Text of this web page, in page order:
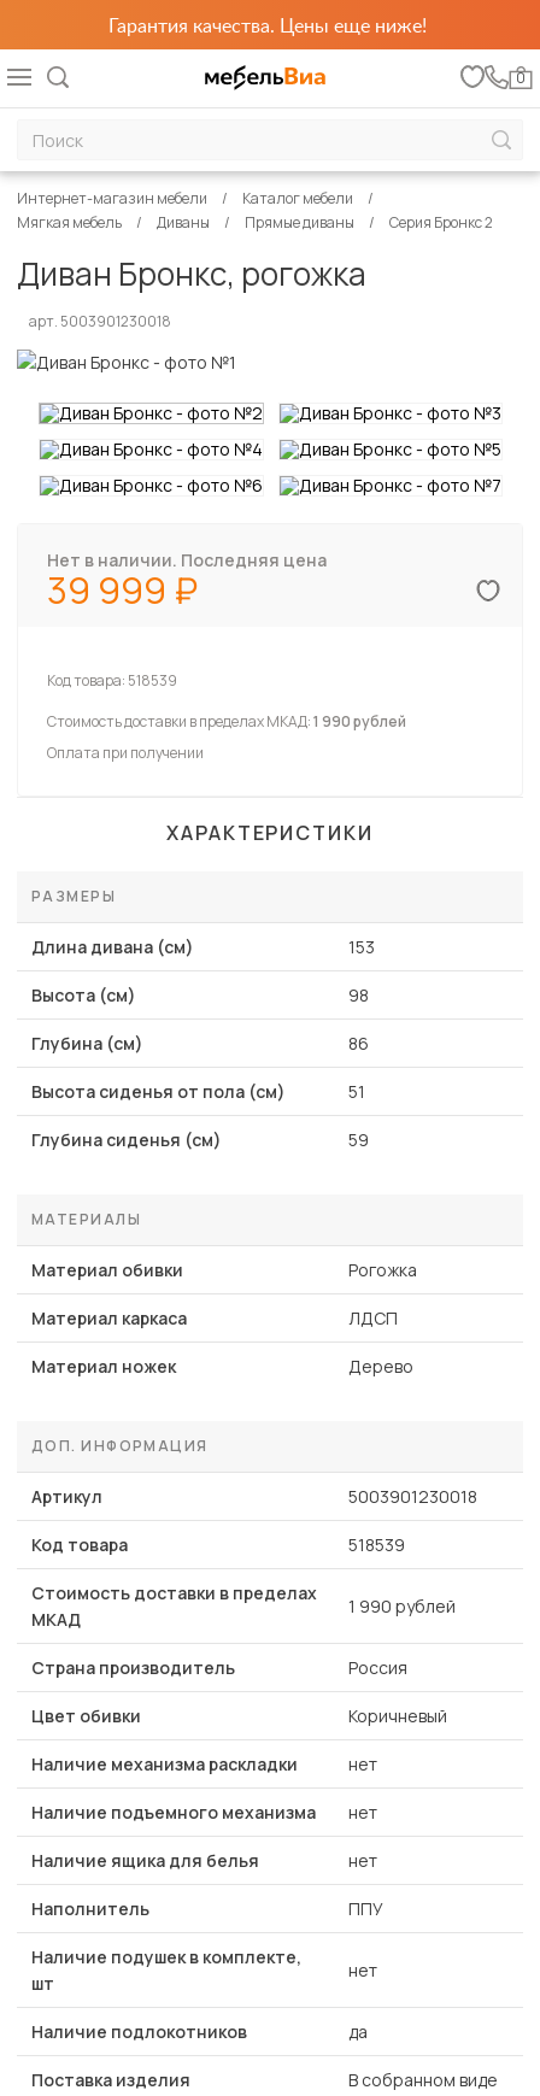
Гарантия качества. Цены еще ниже!
0
Интернет-магазин мебели
Каталог мебели
Мягкая мебель
Диваны Прямые диваны Серия Бронкс 2
Диван Бронкс, рогожка
арт. 5003901230018
Нет в наличии. Последняя цена
39 999
Код товара: 518539
Стоимость доставки в пределах МКАД:1 990 рублей
Оплата при получении
ХАРАКТЕРИСТИКИ
РАЗМЕРЫ
Длина дивана (см) 153
Высота (см) 98
Глубина (см) 86
Высота сиденья от пола (см) 51
Глубина сиденья (см) 59
МАТЕРИАЛЫ
Материал обивки Рогожка
Материал каркаса ЛДСП
Материал ножек Дерево
ДОП. ИНФОРМАЦИЯ
Артикул 5003901230018
Код товара 518539
Стоимость доставки в пределах
МКАД
1 990 рублей
Страна производитель Россия
Цвет обивки Коричневый
Наличие механизма раскладки нет
Наличие подъемного механизма нет
Наличие ящика для белья нет
Наполнитель ППУ
Наличие подушек в комплекте,
шт
нет
Наличие подлокотников да
Поставка изделия В собранном виде